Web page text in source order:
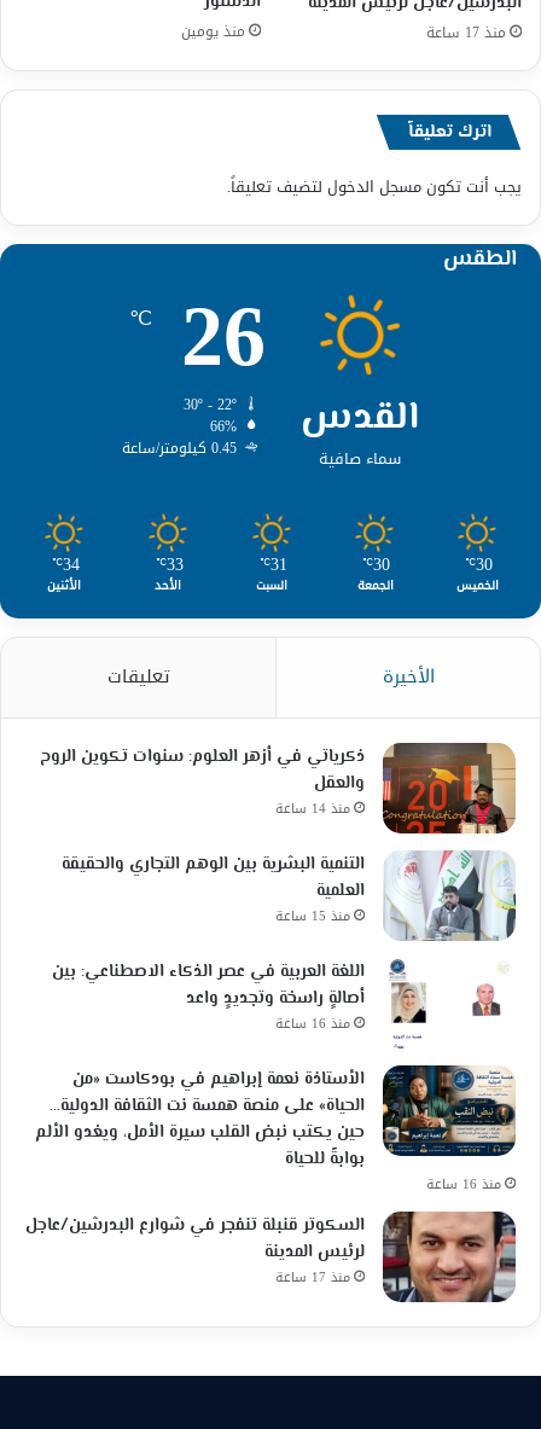
منذ 17 ساعة
منذ يومين
اترك تعليقاً
يجب أنت تكونمسجل الدخول لتضيف تعليقاً.
الطقس
القدس
سماء صافية
26
℃
66%
0.45 كيلومتر/ساعة
30
℃
الخميس
30
℃
الجمعة
31
℃
السبت
33
℃
الأحد
34
℃
الأثنين
الأخيرة تعليقات
ذكرياتي في أزهر العلوم: سنوات تكوين الروح
والعقل
منذ 14 ساعة
التنمية البشرية بين الوهم التجاري والحقيقة
العلمية
منذ 15 ساعة
اللغة العربية في عصر الذكاء الاصطناعي: بين
أصالةٍ راسخة وتجديدٍ واعد
منذ 16 ساعة
الأستاذة نعمة إبراهيم في بودكاست «من
الحياة» على منصة همسة نت الثقافة الدولية…
حين يكتب نبض القلب سيرة الأمل، ويغدو الألم
بوابةً للحياة
منذ 16 ساعة
السكوتر قنبلة تنفجر في شوارع البدرشين/عاجل
لرئيس المدينة
منذ 17 ساعة